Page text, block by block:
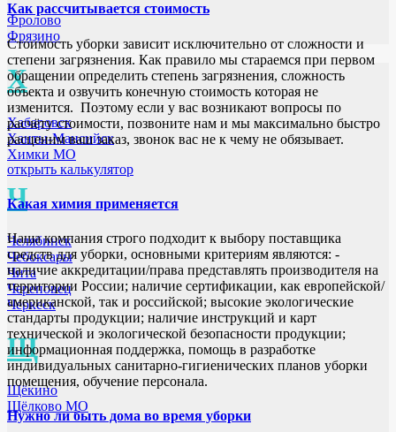
Фролово
Фрязино
Х
Хабаровск
Ханты-Мансийск
Химки МО
Ч
Челябинск
Чебоксары
Чита
Череповец
Черкеск
Щ
Щёкино
Щёлково МО
Как рассчитывается стоимость
Стоимость уборки зависит исключительно от сложности и
степени загрязнения. Как правило мы стараемся при первом
обращении определить степень загрязнения, сложность
объекта и озвучить конечную стоимость которая не
изменится. Поэтому если у вас возникают вопросы по
расчёту стоимости, позвоните нам и мы максимально быстро
расценим ваш заказ, звонок вас не к чему не обязывает.
открыть калькулятор
Какая химия применяется
Наша компания строго подходит к выбору поставщика
средств для уборки, основными критериям являются: -
наличие аккредитации/права представлять производителя на
территории России; наличие сертификации, как европейской/
американской, так и российской; высокие экологические
стандарты продукции; наличие инструкций и карт
технической и экологической безопасности продукции;
информационная поддержка, помощь в разработке
индивидуальных санитарно-гигиенических планов уборки
помещения, обучение персонала.
Нужно ли быть дома во время уборки